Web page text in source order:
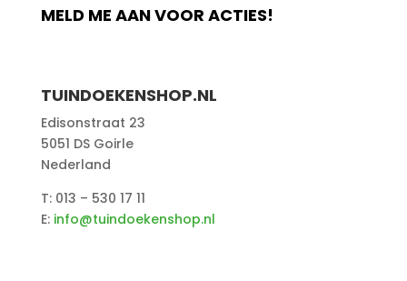
MELD ME AAN VOOR ACTIES!
TUINDOEKENSHOP.NL
Edisonstraat 23
5051 DS Goirle
Nederland
T: 013 – 530 17 11
E: info@tuindoekenshop.nl